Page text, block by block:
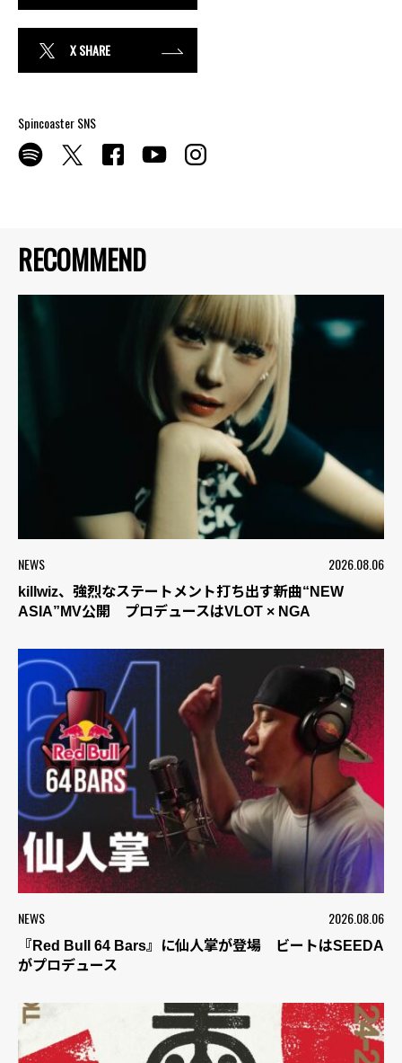
RECOMMEND
NEWS 2026.08.06
killwiz、強烈なステートメント打ち出す新曲“NEW
ASIA”MV公開 プロデュースはVLOT × NGA
NEWS 2026.08.06
『Red Bull 64 Bars』に仙人掌が登場 ビートはSEEDA
がプロデュース
X SHARE
Spincoaster SNS